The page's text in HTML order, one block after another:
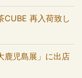
CUBE 再入荷致し
鹿児島展」に出店